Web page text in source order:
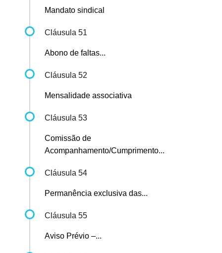
Mandato sindical
Cláusula 51
Abono de faltas...
Cláusula 52
Mensalidade associativa
Cláusula 53
Comissão de
Acompanhamento/Cumprimento...
Cláusula 54
Permanência exclusiva das...
Cláusula 55
Aviso Prévio –...